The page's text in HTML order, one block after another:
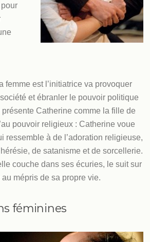
femme est l’initiatrice va provoquer
et ébranler le pouvoir politique
Catherine comme la fille de
pouvoir religieux : Catherine voue
ressemble à de l’adoration religieuse,
de satanisme et de sorcellerie.
couche dans ses écuries, le suit sur
mépris de sa propre vie.
féminines